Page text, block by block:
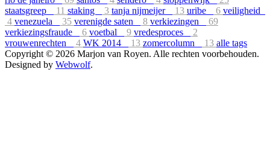
staatsgreep
11 staking 3 tanja nijmeijer 13 uribe 6 veiligheid
4 venezuela 35 verenigde saten 8 verkiezingen
69
verkiezingsfraude
6 voetbal 9 vredesproces
2
vrouwenrechten
4 WK 2014 13 zomercolumn 13 alle tags
Copyright © 2026 Marjon van Royen. Alle rechten voorbehouden.
Designed by Webwolf.